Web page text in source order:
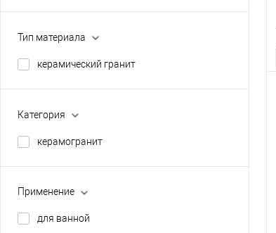
Тип материала
керамический гранит
Категория
керамогранит
Применение
для ванной